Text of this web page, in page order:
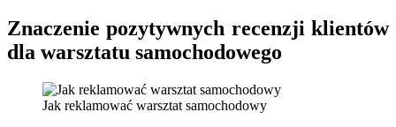
Znaczenie pozytywnych recenzji klientów
dla warsztatu samochodowego
Jak reklamować warsztat samochodowy